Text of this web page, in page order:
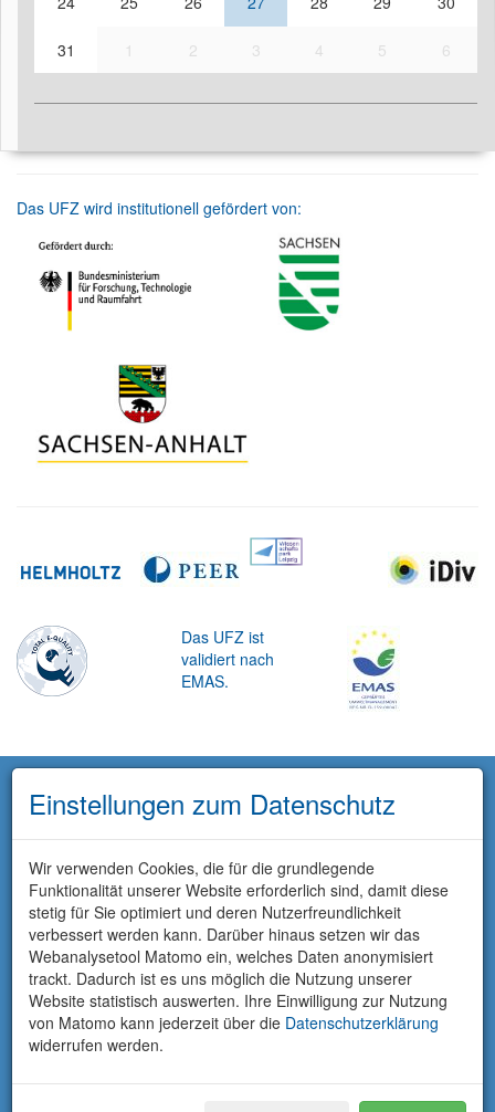
31 1 2 3 4 5 6
Das UFZ wird institutionell gefördert von:
Das UFZ ist
validiert nach
EMAS.
Einstellungen zum Datenschutz
Wir verwenden Cookies, die für die grundlegende
Funktionalität unserer Website erforderlich sind, damit diese
stetig für Sie optimiert und deren Nutzerfreundlichkeit
verbessert werden kann. Darüber hinaus setzen wir das
Webanalysetool Matomo ein, welches Daten anonymisiert
trackt. Dadurch ist es uns möglich die Nutzung unserer
Website statistisch auswerten. Ihre Einwilligung zur Nutzung
von Matomo kann jederzeit über die Datenschutzerklärung
widerrufen werden.